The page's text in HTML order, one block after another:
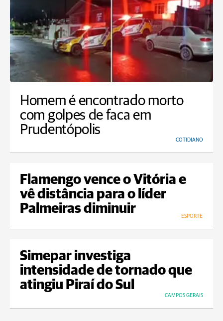
Homem é encontrado morto
com golpes de faca em
Prudentópolis
COTIDIANO
Flamengo vence o Vitória e
vê distância para o líder
Palmeiras diminuir
ESPORTE
Simepar investiga
intensidade de tornado que
atingiu Piraí do Sul
CAMPOS GERAIS